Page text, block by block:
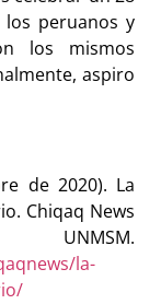
peruanos y
los mismos
aspiro
de 2020). La
Chiqaq News
la-